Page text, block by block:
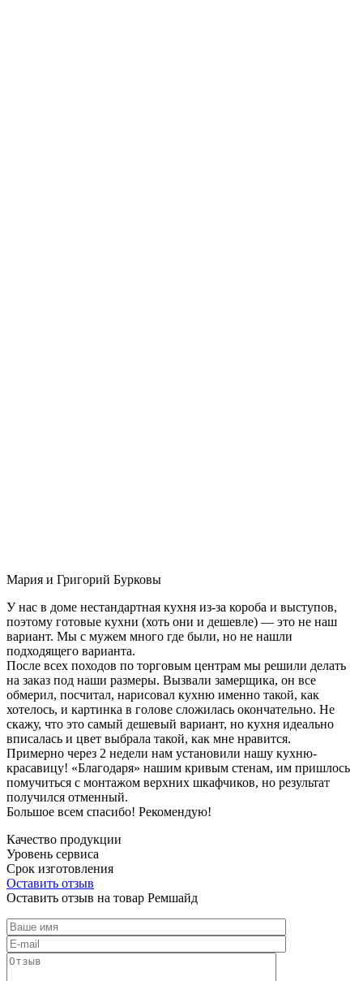
Мария и Григорий Бурковы
У нас в доме нестандартная кухня из-за короба и выступов,
поэтому готовые кухни (хоть они и дешевле) — это не наш
вариант. Мы с мужем много где были, но не нашли
подходящего варианта.
После всех походов по торговым центрам мы решили делать
на заказ под наши размеры. Вызвали замерщика, он все
обмерил, посчитал, нарисовал кухню именно такой, как
хотелось, и картинка в голове сложилась окончательно. Не
скажу, что это самый дешевый вариант, но кухня идеально
вписалась и цвет выбрала такой, как мне нравится.
Примерно через 2 недели нам установили нашу кухню-
красавицу! «Благодаря» нашим кривым стенам, им пришлось
помучиться с монтажом верхних шкафчиков, но результат
получился отменный.
Большое всем спасибо! Рекомендую!
Качество продукции
Уровень сервиса
Срок изготовления
Оставить отзыв
Оставить отзыв на товар Ремшайд